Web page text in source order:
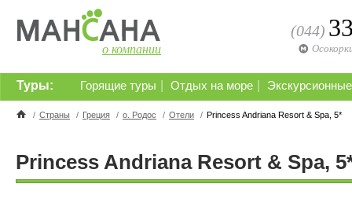
о компании
(044)
Горящие туры Отдых на море
Туры:
/ Страны / Греция / о. Родос / Отели / Princess Andriana Resort & Spa, 5*
Princess Andriana Resort & Spa,